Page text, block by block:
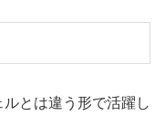
とは違う形で活躍し